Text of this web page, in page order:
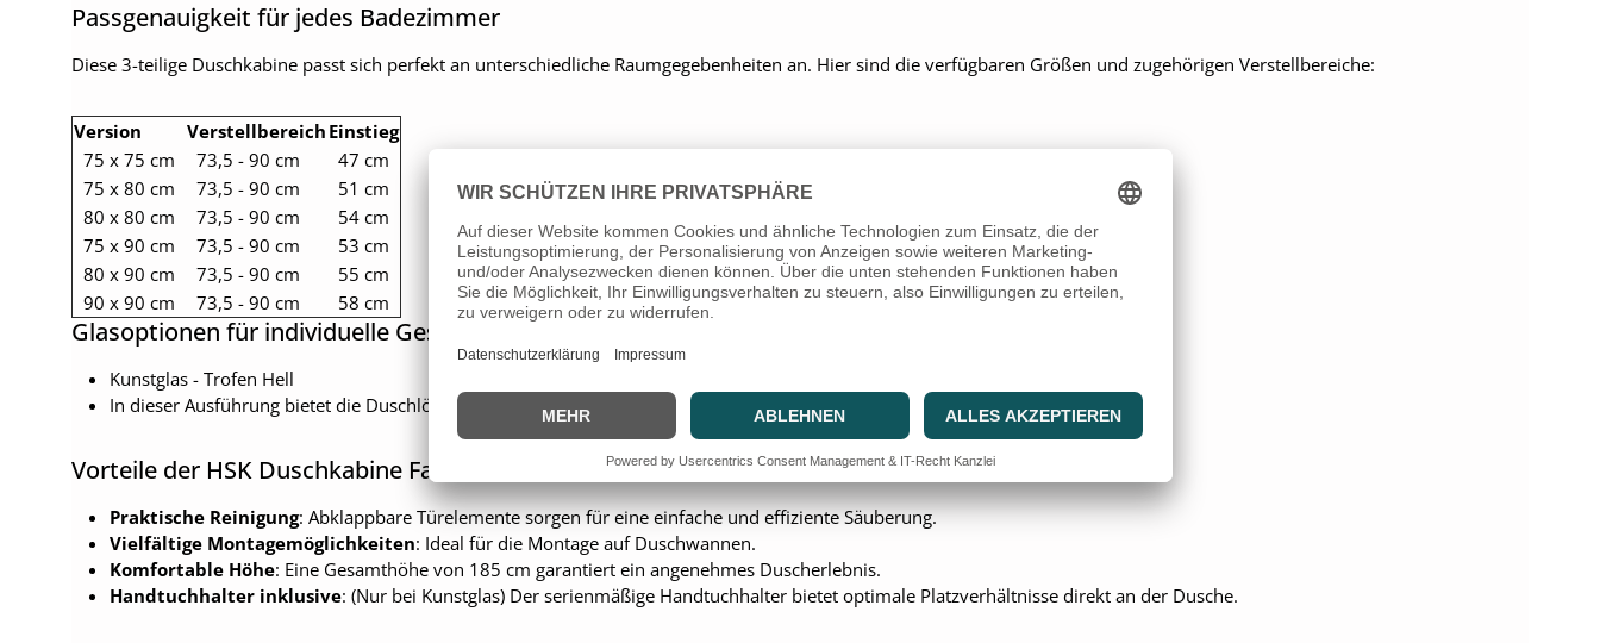
Passgenauigkeit für jedes Badezimmer
Diese 3-teilige Duschkabine passt sich perfekt an unterschiedliche Raumgegebenheiten an. Hier sind die verfügbaren Größen und zugehörigen Verstellbereiche:
Version Verstellbereich Einstieg
75 x 75 cm
73,5 - 90 cm
47 cm
75 x 80 cm
73,5 - 90 cm
51 cm
80 x 80 cm
73,5 - 90 cm
54 cm
75 x 90 cm
73,5 - 90 cm
53 cm
80 x 90 cm
73,5 - 90 cm
55 cm
90 x 90 cm
73,5 - 90 cm 58 cm
Glasoptionen für individuelle Geschmäcker
Kunstglas - Trofen Hell
In dieser Ausführung bietet die Duschlösung SerienmäßigAblage und Handtuchhalter
Vorteile der HSK Duschkabine Favorit
Praktische Reinigung: Abklappbare Türelemente sorgen für eine einfache und effiziente Säuberung.
Vielfältige Montagemöglichkeiten: Ideal für die Montage auf Duschwannen.
Komfortable Höhe: Eine Gesamthöhe von 185 cm garantiert ein angenehmes Duscherlebnis.
Handtuchhalter inklusive: (Nur bei Kunstglas) Der serienmäßige Handtuchhalter bietet optimale Platzverhältnisse direkt an der Dusche.